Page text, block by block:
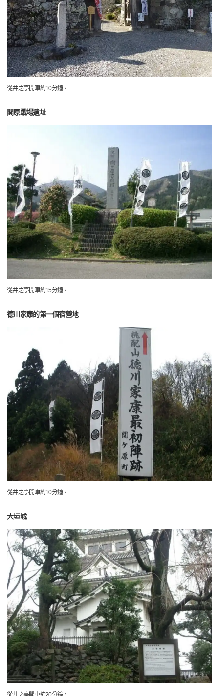
從井之亭開車約10分鐘。
関原戰場遺址
從井之亭開車約15分鐘。
德川家康的第一個宿營地
從井之亭開車約10分鐘。
大垣城